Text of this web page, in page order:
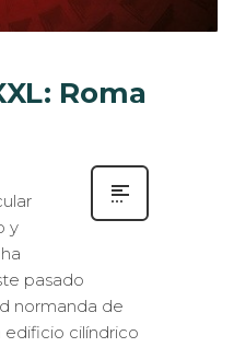
Roma
y
pasado
normanda de
edificio cilíndrico